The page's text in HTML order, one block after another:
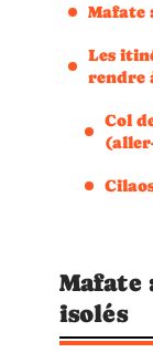
Mafate
Les
rendre
Col
Mafate
isolés